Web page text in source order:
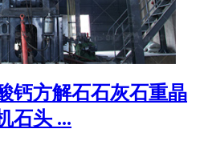
钙方解石石灰石重晶
石头 ...